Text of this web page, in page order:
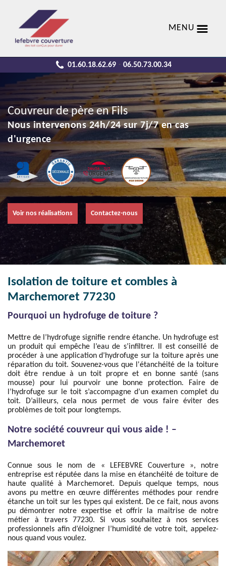
MENU
01.60.18.62.69 - 06.50.73.00.34
Couvreur de père en Fils
Nous intervenons 24h/24 sur 7j/7 en cas
d'urgence
Voir nos réalisations Contactez-nous
Isolation de toiture et combles à
Marchemoret 77230
Pourquoi un hydrofuge de toiture ?
Mettre de l’hydrofuge signifie rendre étanche. Un hydrofuge est
un produit qui empêche l’eau de s’infiltrer. Il est conseillé de
procéder à une application d’hydrofuge sur la toiture après une
réparation du toit. Souvenez-vous que l'étanchéité de la toiture
doit être rendue à un toit propre et en bonne santé (sans
mousse) pour lui pourvoir une bonne protection. Faire de
l’hydrofuge sur le toit s’accompagne d’un examen complet du
toit. D’ailleurs, cela nous permet de vous faire éviter des
problèmes de toit pour longtemps.
Notre société couvreur qui vous aide ! –
Marchemoret
Connue sous le nom de « LEFEBVRE Couverture », notre
entreprise est réputée dans la mise en étanchéité de toiture de
haute qualité à Marchemoret. Depuis quelque temps, nous
avons pu mettre en œuvre différentes méthodes pour rendre
étanche un toit sur les types qui existent. De ce fait, nous avons
pu démontrer notre expertise et offrir la maitrise de notre
métier à travers 77230. Si vous souhaitez à nos services
professionnels afin d’éloigner l’humidité de votre toit, appelez-
nous quand vous voulez.